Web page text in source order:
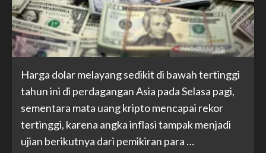
Harga dolar melayang sedikit di bawah tertinggi
tahun ini di perdagangan Asia pada Selasa pagi,
sementara mata uang kripto mencapai rekor
tertinggi, karena angka inflasi tampak menjadi
ujian berikutnya dari pemikiran para …